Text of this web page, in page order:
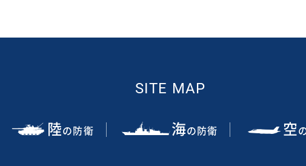
SITE MAP
陸の防衛 海の防衛 空